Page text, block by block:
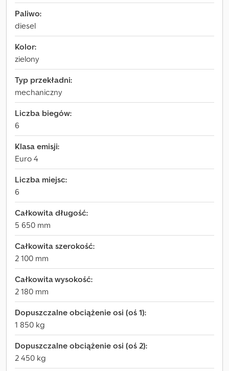
Paliwo:
diesel
Kolor:
zielony
Typ przekładni:
mechaniczny
Liczba biegów:
6
Klasa emisji:
Euro 4
Liczba miejsc:
6
Całkowita długość:
5 650 mm
Całkowita szerokość:
2 100 mm
Całkowita wysokość:
2 180 mm
Dopuszczalne obciążenie osi (oś 1):
1 850 kg
Dopuszczalne obciążenie osi (oś 2):
2 450 kg